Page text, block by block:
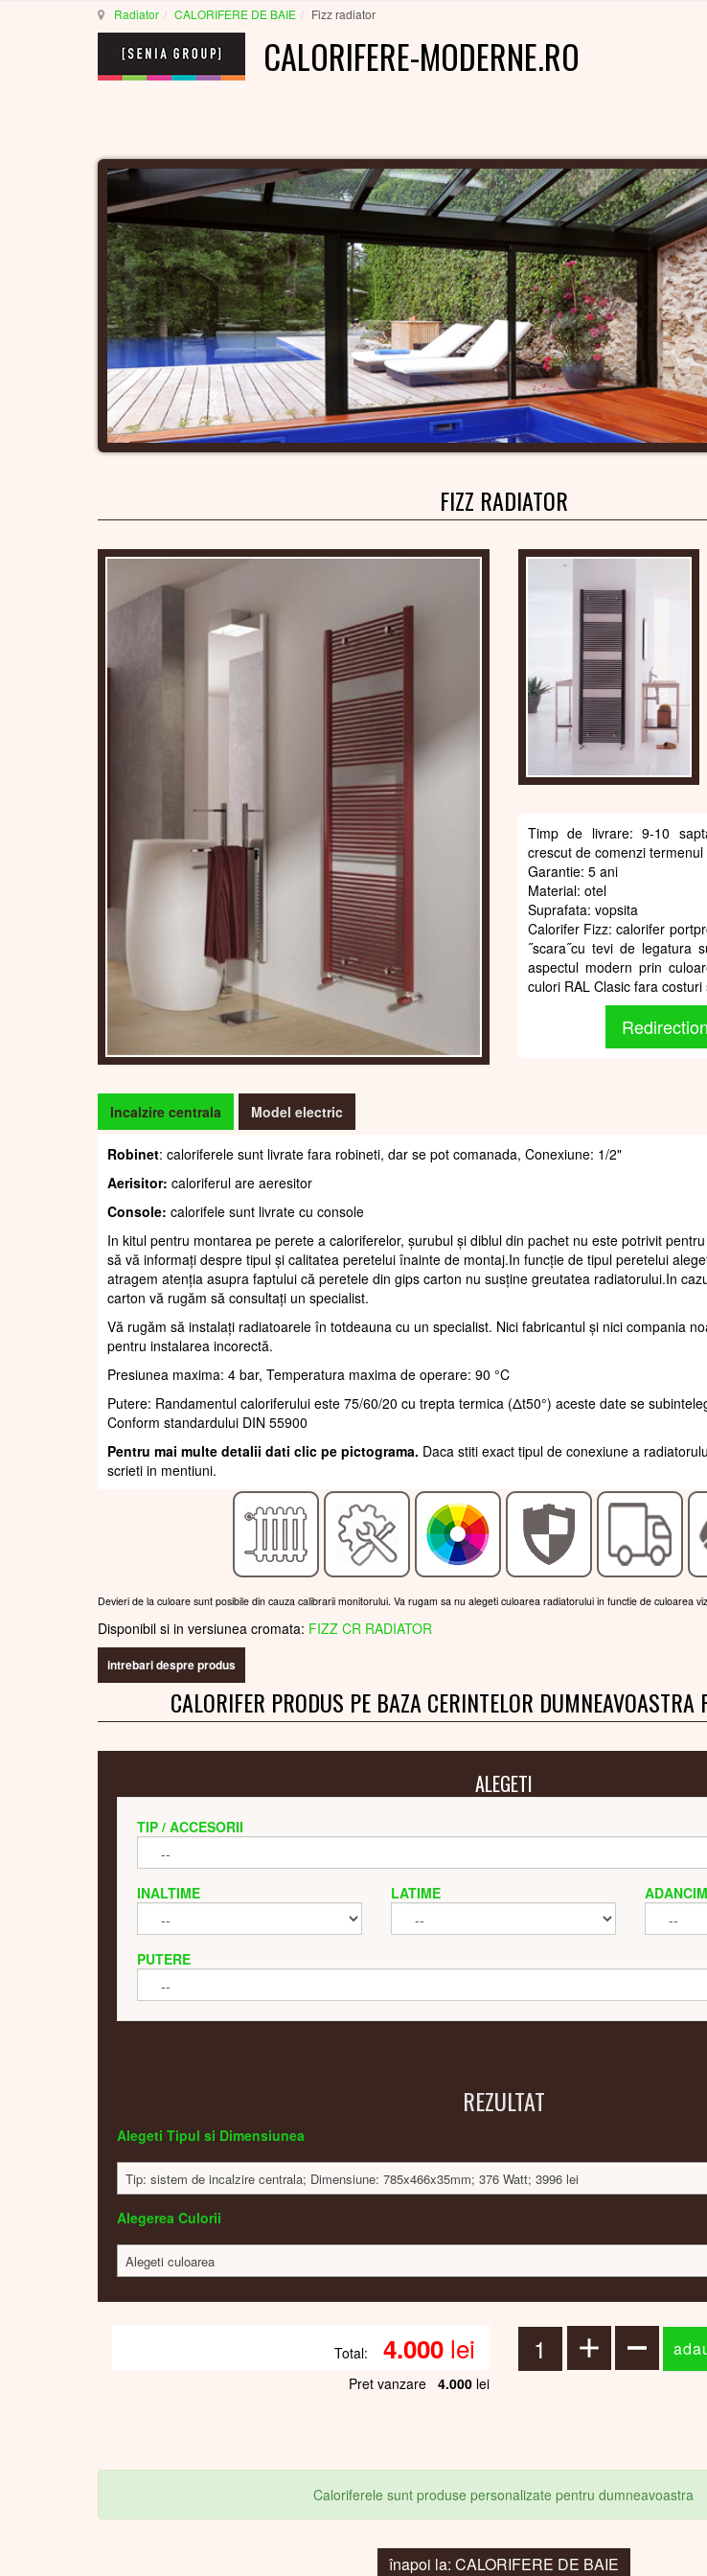
Radiator CALORIFERE DE BAIE Fizz radiator
CALORIFERE-MODERNE.RO
FIZZ RADIATOR
Timp de livrare: 9-10
crescut de comenzi
Garantie: 5 ani
Material: otel
Suprafata: vopsita
Calorifer Fizz: calorifer
˝scara˝cu tevi de legatura
aspectul modern prin
culori RAL Clasic fara
Incalzire centrala Model electric
Robinet: caloriferele sunt livrate fara robineti, dar se pot comanada, Conexiune: 1/2"
Aerisitor: caloriferul are aeresitor
Console: calorifele sunt livrate cu console
In kitul pentru montarea pe perete a caloriferelor, șurubul și diblul din pachet nu este potrivit
să vă informați despre tipul și calitatea peretelui înainte de montaj.In funcție de tipul peretelui
atragem atenția asupra faptului că peretele din gips carton nu susține greutatea radiatorului.In
carton vă rugăm să consultați un specialist.
Vă rugăm să instalați radiatoarele în totdeauna cu un specialist. Nici fabricantul și nici compania
pentru instalarea incorectă.
Presiunea maxima: 4 bar, Temperatura maxima de operare: 90 °C
Putere: Randamentul caloriferului este 75/60/20 cu trepta termica (Δt50°) aceste date se
Conform standardului DIN 55900
Pentru mai multe detalii dati clic pe pictograma. Daca stiti exact tipul de conexiune a
scrieti in mentiuni.
Devieri de la culoare sunt posibile din cauza calibrarii monitorului. Va rugam sa nu alegeti culoarea radiatorului in functie de culoarea
Disponibil si in versiunea cromata: FIZZ CR RADIATOR
intrebari despre produs
CALORIFER PRODUS PE BAZA CERINTELOR DUMNEAVOASTRA
ALEGETI
TIP / ACCESORII
INALTIME LATIME
PUTERE
REZULTAT
Alegeti Tipul si Dimensiunea
Tip: sistem de incalzire centrala; Dimensiune: 785x466x35mm; 376 Watt; 3996 lei
Alegerea Culorii
Alegeti culoarea
Total: 4.000lei
Pret vanzare 4.000lei
Caloriferele sunt produse personalizate pentru dumneavoastra
înapoi la: CALORIFERE DE BAIE